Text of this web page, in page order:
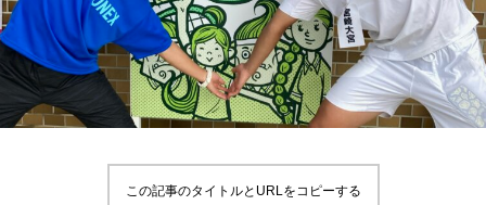
この記事のタイトルとURLをコピーする